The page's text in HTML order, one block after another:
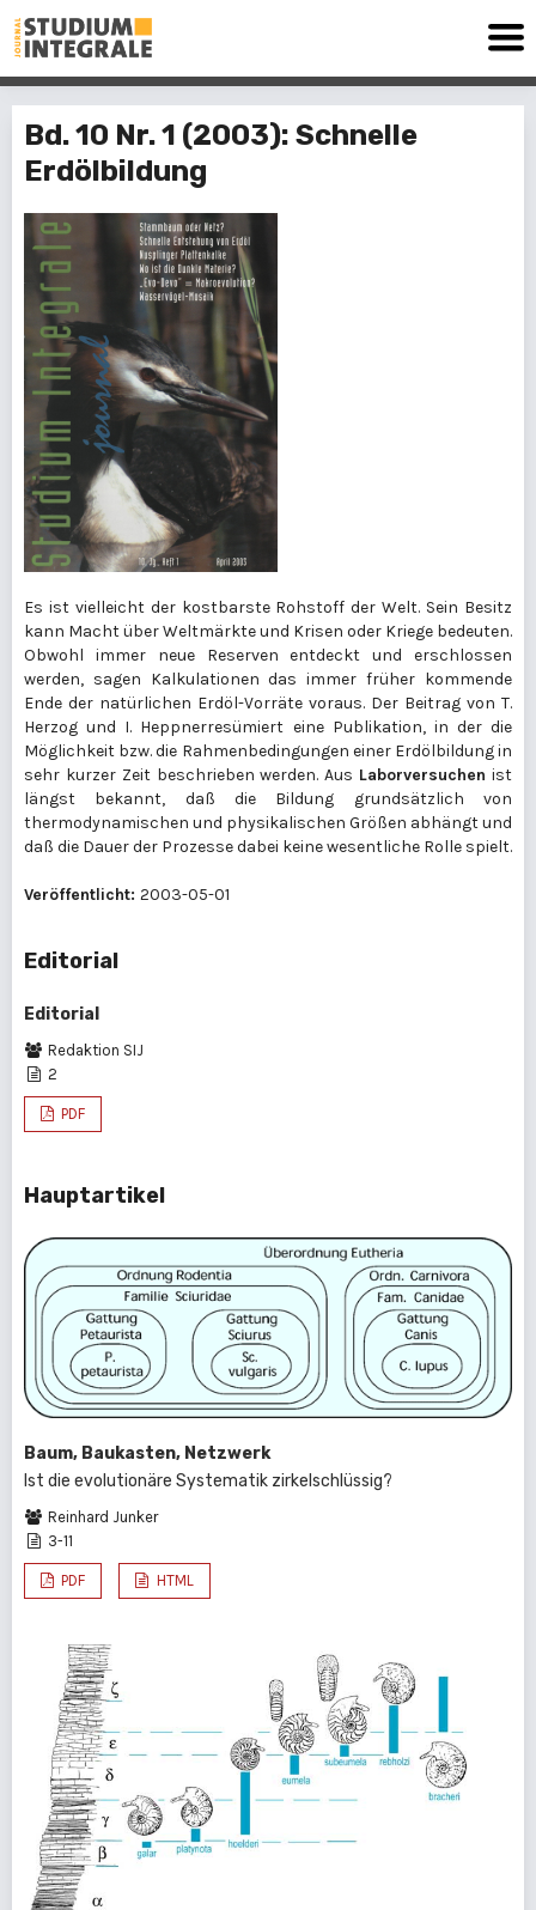
Bd. 10 Nr. 1 (2003): Schnelle
Erdölbildung
Es ist vielleicht der kostbarste Rohstoff der Welt. Sein Besitz
kann Macht über Weltmärkte und Krisen oder Kriege bedeuten.
Obwohl immer neue Reserven entdeckt und erschlossen
werden, sagen Kalkulationen das immer früher kommende
Ende der natürlichen Erdöl-Vorräte voraus. Der Beitrag von T.
Herzog und I. Heppnerresümiert eine Publikation, in der die
Möglichkeit bzw. die Rahmenbedingungen einer Erdölbildung in
sehr kurzer Zeit beschrieben werden. Aus Laborversuchen ist
längst bekannt, daß die Bildung grundsätzlich von
thermodynamischen und physikalischen Größen abhängt und
daß die Dauer der Prozesse dabei keine wesentliche Rolle spielt.
Veröffentlicht: 2003-05-01
Editorial
Editorial
Redaktion SIJ
2
PDF
Hauptartikel
Baum, Baukasten, Netzwerk
Ist die evolutionäre Systematik zirkelschlüssig?
Reinhard Junker
3-11
PDF HTML